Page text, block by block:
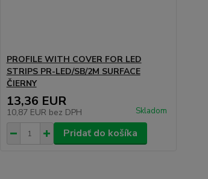
PROFILE WITH COVER FOR LED
STRIPS PR-LED/SB/2M SURFACE
ČIERNY
13,36 EUR
10,87 EUR bez DPH Skladom
Pridať do košíka